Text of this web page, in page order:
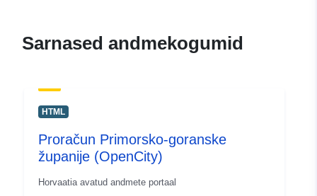
Sarnased andmekogumid
HTML
Proračun Primorsko-goranske
županije (OpenCity)
Horvaatia avatud andmete portaal